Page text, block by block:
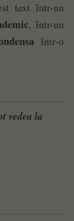
text într-un
, într-un
într-o
vedea la